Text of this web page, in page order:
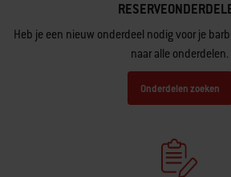
Heb je een nieuw onderdeel nodig voor je
naar alle onderdelen.
Onderdelen zoeken